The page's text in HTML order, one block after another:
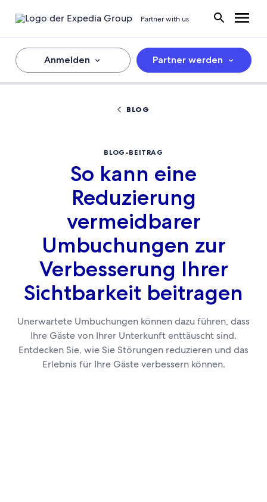
Partner with us
Anmelden Partner werden
BLOG
BLOG-BEITRAG
So kann eine
Reduzierung
vermeidbarer
Umbuchungen zur
Verbesserung Ihrer
Sichtbarkeit beitragen
Unerwartete Umbuchungen können dazu führen, dass
Ihre Gäste von Ihrer Unterkunft enttäuscht sind.
Entdecken Sie, wie Sie Störungen reduzieren und das
Erlebnis für Ihre Gäste verbessern können.